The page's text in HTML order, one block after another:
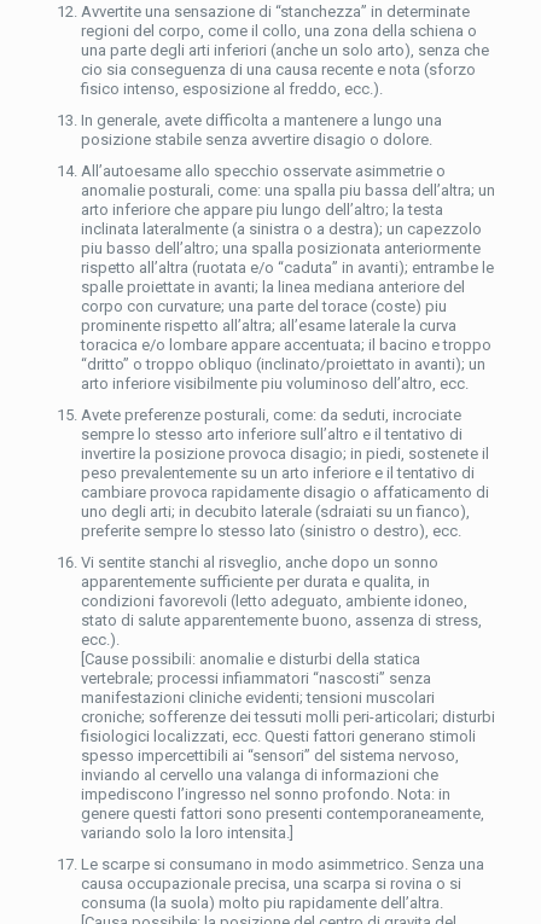
Avvertite una sensazione di “stanchezza” in determinate
regioni del corpo, come il collo, una zona della schiena o
una parte degli arti inferiori (anche un solo arto), senza che
cio sia conseguenza di una causa recente e nota (sforzo
fisico intenso, esposizione al freddo, ecc.).
In generale, avete difficolta a mantenere a lungo una
posizione stabile senza avvertire disagio o dolore.
All’autoesame allo specchio osservate asimmetrie o
anomalie posturali, come: una spalla piu bassa dell’altra; un
arto inferiore che appare piu lungo dell’altro; la testa
inclinata lateralmente (a sinistra o a destra); un capezzolo
piu basso dell’altro; una spalla posizionata anteriormente
rispetto all’altra (ruotata e/o “caduta” in avanti); entrambe le
spalle proiettate in avanti; la linea mediana anteriore del
corpo con curvature; una parte del torace (coste) piu
prominente rispetto all’altra; all’esame laterale la curva
toracica e/o lombare appare accentuata; il bacino e troppo
“dritto” o troppo obliquo (inclinato/proiettato in avanti); un
arto inferiore visibilmente piu voluminoso dell’altro, ecc.
Avete preferenze posturali, come: da seduti, incrociate
sempre lo stesso arto inferiore sull’altro e il tentativo di
invertire la posizione provoca disagio; in piedi, sostenete il
peso prevalentemente su un arto inferiore e il tentativo di
cambiare provoca rapidamente disagio o affaticamento di
uno degli arti; in decubito laterale (sdraiati su un fianco),
preferite sempre lo stesso lato (sinistro o destro), ecc.
Vi sentite stanchi al risveglio, anche dopo un sonno
apparentemente sufficiente per durata e qualita, in
condizioni favorevoli (letto adeguato, ambiente idoneo,
stato di salute apparentemente buono, assenza di stress,
ecc.).
[Cause possibili: anomalie e disturbi della statica
vertebrale; processi infiammatori “nascosti” senza
manifestazioni cliniche evidenti; tensioni muscolari
croniche; sofferenze dei tessuti molli peri-articolari; disturbi
fisiologici localizzati, ecc. Questi fattori generano stimoli
spesso impercettibili ai “sensori” del sistema nervoso,
inviando al cervello una valanga di informazioni che
impediscono l’ingresso nel sonno profondo. Nota: in
genere questi fattori sono presenti contemporaneamente,
variando solo la loro intensita.]
Le scarpe si consumano in modo asimmetrico. Senza una
causa occupazionale precisa, una scarpa si rovina o si
consuma (la suola) molto piu rapidamente dell’altra.